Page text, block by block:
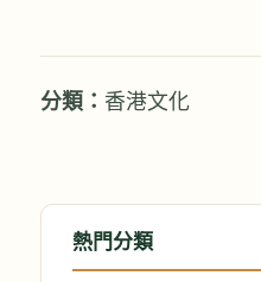
分類： 香港文化
熱門分類